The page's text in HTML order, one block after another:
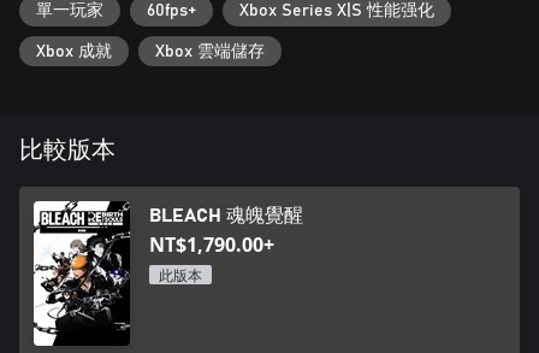
單一玩家 60fps+ Xbox Series X|S 性能强化
Xbox 成就 Xbox 雲端儲存
比較版本
BLEACH 魂魄覺醒
NT$1,790.00+
此版本